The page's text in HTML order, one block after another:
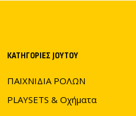
ΚΑΤΗΓΟΡΊΕΣ JOYTOY
ΠΑΙΧΝΙΔΙΑ ΡΟΛΩΝ
PLAYSETS & Οχήματα